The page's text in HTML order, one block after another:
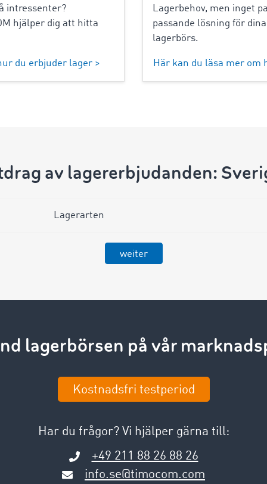
intressenter?
hjälper dig att hitta
du erbjuder lager >
Lagerbehov, men inget
passande lösning för
lagerbörs.
Här kan du läsa mer om
av lagererbjudanden:
Lagerarten
weiter
lagerbörsen på vår
Kostnadsfri testperiod
Har du frågor? Vi hjälper gärna till:
+49 211 88 26 88 26
info.se@timocom.com